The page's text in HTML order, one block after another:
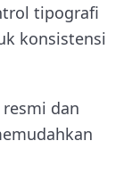
tipografi
konsistensi
dan